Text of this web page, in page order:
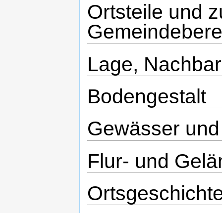
Ortsteile und
Lage,
Bodengestalt
Gewässer
Flur- und